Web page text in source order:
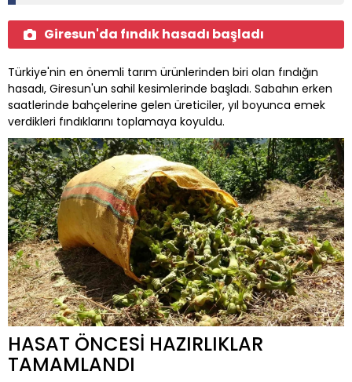
Giresun'da fındık hasadı başladı
Türkiye'nin en önemli tarım ürünlerinden biri olan fındığın
hasadı, Giresun'un sahil kesimlerinde başladı. Sabahın erken
saatlerinde bahçelerine gelen üreticiler, yıl boyunca emek
verdikleri fındıklarını toplamaya koyuldu.
HASAT ÖNCESİ HAZIRLIKLAR
TAMAMLANDI